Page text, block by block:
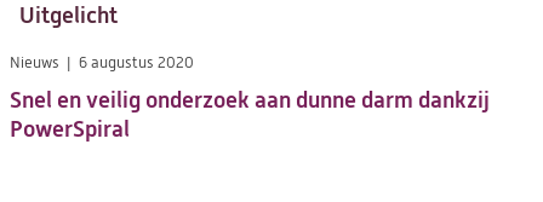
Uitgelicht
Snel en veilig onderzoek aan dunne darm dankzij
PowerSpiral
Nieuws 6 augustus 2020